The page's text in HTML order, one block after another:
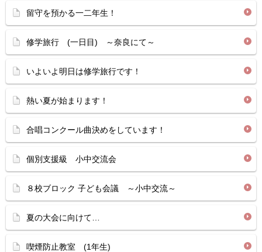
留守を預かる一二年生！
修学旅行 (一日目) ～奈良にて～
いよいよ明日は修学旅行です！
熱い夏が始まります！
合唱コンクール曲決めをしています！
個別支援級 小中交流会
８校ブロック 子ども会議 ～小中交流～
夏の大会に向けて…
喫煙防止教室 (1年生)